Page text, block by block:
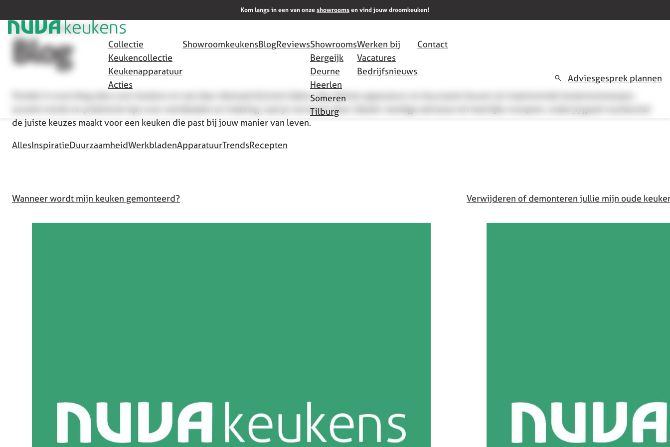
Kom langs in een van onze showrooms en vind jouw droomkeuken!
Collectie
Keukencollectie
Keukenapparatuur
Acties
ShowroomkeukensBlogReviewsShowrooms
Bergeijk
Deurne
Heerlen
Someren
Tilburg
Werken bij
Vacatures
Bedrijfsnieuws
Contact
Adviesgesprek plannen
HOME/ VEELGESTELDE VRAGEN MONTAGE (1)
Blog
Ontdek in onze blog alles over keukens en wat daar allemaal bij komt kijken. Van slimme apparatuur en duurzame keuzes tot inspirerende keukenontwerpen,
actuele trends en praktische tips over werkbladen en indeling. Laat je verrassen door ideeën, handige adviezen én heerlijke recepten, zodat jij goed voorbereid
de juiste keuzes maakt voor een keuken die past bij jouw manier van leven.
AllesInspiratieDuurzaamheidWerkbladenApparatuurTrendsRecepten
Wanneer wordt mijn keuken gemonteerd? Verwijderen of demonteren jullie mijn oude